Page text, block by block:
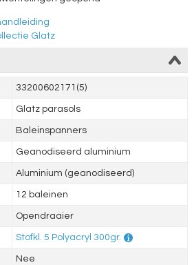
Glatz
33200602171(5)
Glatz parasols
Baleinspanners
Geanodiseerd aluminium
Aluminium (geanodiseerd)
12 baleinen
Opendraaier
Stofkl. 5 Polyacryl 300gr.
Nee